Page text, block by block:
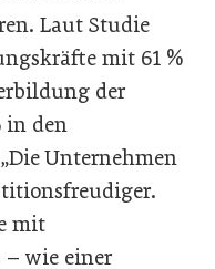
Laut Studie
mit 61 %
der
in den
Unternehmen
mit
– wie einer